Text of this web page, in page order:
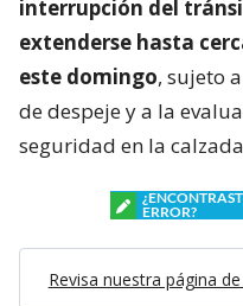
interrupción del
extenderse hasta
este domingo, sujeto
de despeje y a la
seguridad en la
ERROR?
Revisa nuestra página